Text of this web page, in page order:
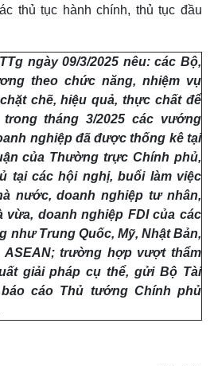
Công nghệ
Sành điệu
Tin Công nghệ
Trải nghiệm
Chuyển đổi số
thủ tục hành chính, thủ tục đầu
ngày 09/3/2025 nêu: các Bộ,
theo chức năng, nhiệm vụ
chẽ, hiệu quả, thực chất để
tháng 3/2025 các vướng
nghiệp đã được thống kê tại
của Thường trực Chính phủ,
tại các hội nghị, buổi làm việc
nước, doanh nghiệp tư nhân,
vừa, doanh nghiệp FDI của các
như Trung Quốc, Mỹ, Nhật Bản,
ASEAN; trường hợp vượt thẩm
giải pháp cụ thể, gửi Bộ Tài
cáo Thủ tướng Chính phủ